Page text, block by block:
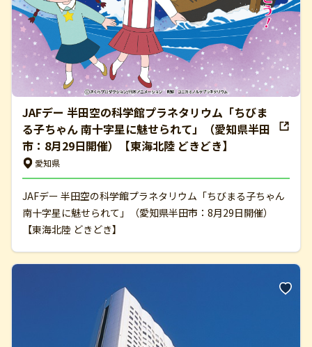
JAFデー 半田空の科学館プラネタリウム「ちびま
る子ちゃん 南十字星に魅せられて」（愛知県半田
市：8月29日開催）【東海北陸 どきどき】
愛知県
JAFデー 半田空の科学館プラネタリウム「ちびまる子ちゃん
南十字星に魅せられて」（愛知県半田市：8月29日開催）
【東海北陸 どきどき】